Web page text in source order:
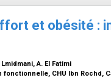
et obésité :
A. El Fatimi
CHU Ibn Rochd,